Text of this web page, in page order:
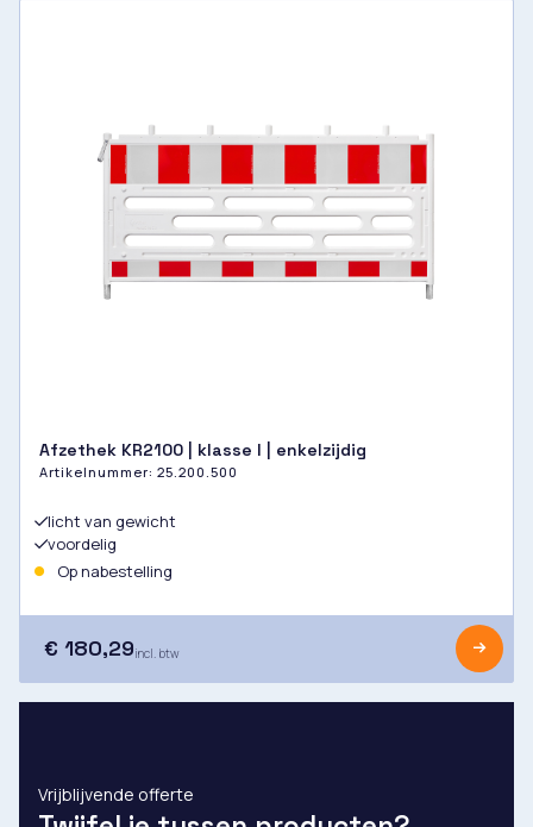
Afzethek KR2100 | klasse I | enkelzijdig
Artikelnummer: 25.200.500
licht van gewicht
voordelig
Op nabestelling
€ 180,29incl. btw
Vrijblijvende offerte